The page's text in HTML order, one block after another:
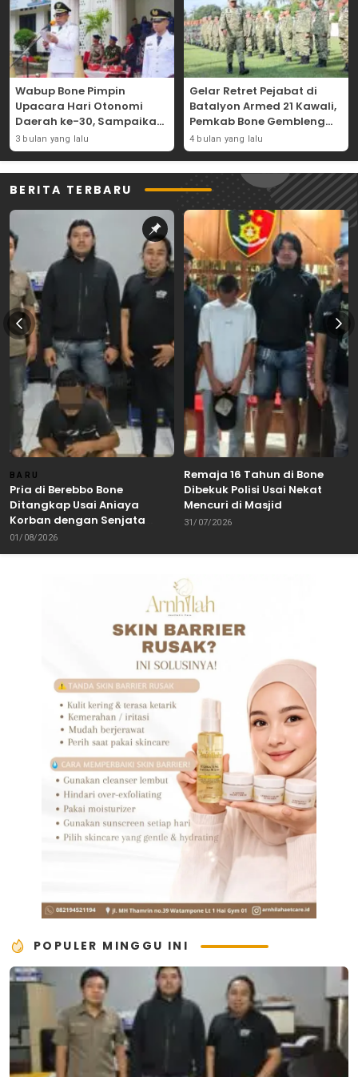
Wabup Bone Pimpin
Upacara Hari Otonomi
Daerah ke-30, Sampaikan
Amanat Mendagri
Wujudkan Asta Cita
3 bulan yang lalu
Gelar Retret Pejabat di
Batalyon Armed 21 Kawali,
Pemkab Bone Gembleng
Kedisiplinan Camat dan
Pimpinan OPD
4 bulan yang lalu
BERITA TERBARU
BARU
Pria di Berebbo Bone
Ditangkap Usai Aniaya
Korban dengan Senjata
Tajam
01/08/2026
Remaja 16 Tahun di Bone
Dibekuk Polisi Usai Nekat
Mencuri di Masjid
31/07/2026
POPULER MINGGU INI